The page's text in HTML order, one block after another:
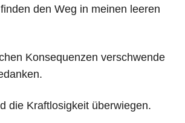
den Weg in meinen leeren
Konsequenzen verschwende
die Kraftlosigkeit überwiegen.